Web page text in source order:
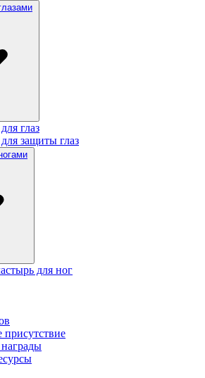
глаз
защиты глаз
для ног